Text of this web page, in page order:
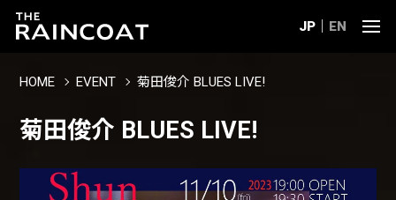
JP EN
HOME EVENT 菊田俊介 BLUES LIVE!
菊田俊介 BLUES LIVE!